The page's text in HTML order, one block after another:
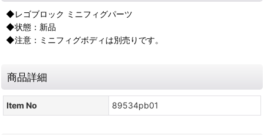
◆レゴブロック ミニフィグパーツ
◆状態：新品
◆注意：ミニフィグボディは別売りです。
商品詳細
Item No 89534pb01